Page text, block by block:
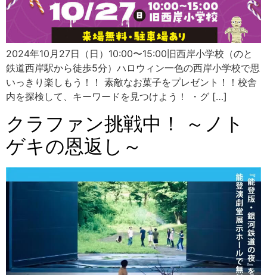
2024年10月27日（日）10:00〜15:00旧西岸小学校（のと
鉄道西岸駅から徒歩5分）ハロウィン一色の西岸小学校で思
いっきり楽しもう！！ 素敵なお菓子をプレゼント！！校舎
内を探検して、キーワードを見つけよう！ ・グ […]
クラファン挑戦中！ ～ノト
ゲキの恩返し～